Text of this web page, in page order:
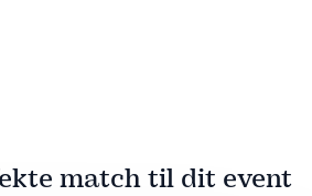
match til dit event